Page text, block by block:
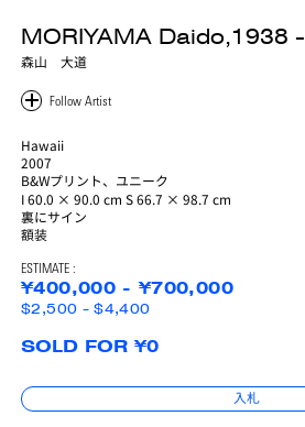
MORIYAMA Daido,1938 -
森山 大道
Hawaii
2007
B&Wプリント、ユニーク
I 60.0 × 90.0 cm S 66.7 × 98.7 cm
裏にサイン
額装
ESTIMATE :
¥400,000 - ¥700,000
$2,500 - $4,400
SOLD FOR ¥0
入札